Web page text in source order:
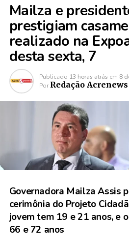
Mailza e
prestigiam
realizado na
desta sexta, 7
Publicado 13 horas atrás em 8
Por Redação Acrenews
Governadora Mailza Assis
cerimônia do Projeto
jovem tem 19 e 21 anos, e
66 e 72 anos